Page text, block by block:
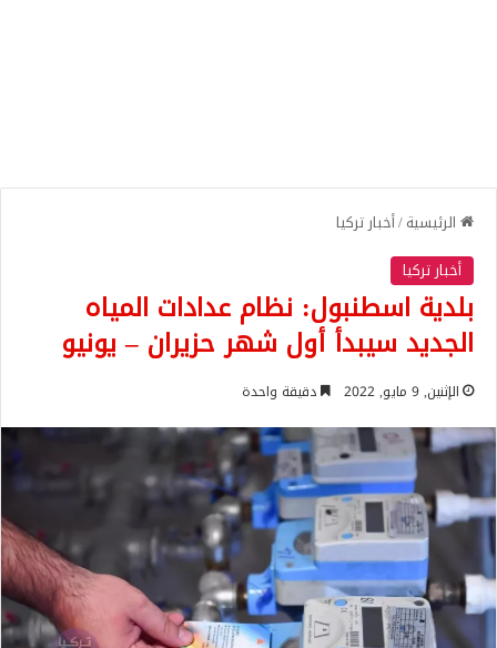
الرئيسية/أخبار تركيا
أخبار تركيا
بلدية اسطنبول: نظام عدادات المياه
الجديد سيبدأ أول شهر حزيران – يونيو
الإثنين, 9 مايو, 2022 دقيقة واحدة